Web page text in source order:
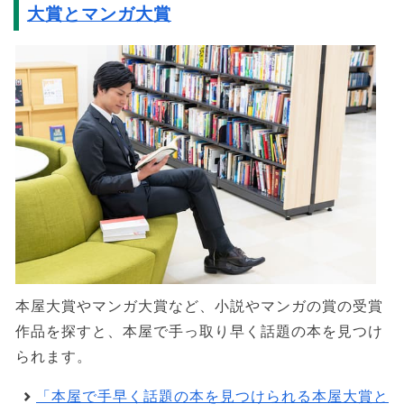
大賞とマンガ大賞
本屋大賞やマンガ大賞など、小説やマンガの賞の受賞
作品を探すと、本屋で手っ取り早く話題の本を見つけ
られます。
「本屋で手早く話題の本を見つけられる本屋大賞と